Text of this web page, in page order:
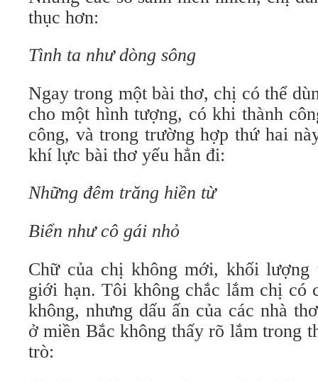
thục hơn:
Tình ta như dòng sông
Ngay trong một bài thơ, chị có thể
cho một hình tượng, có khi thành
công, và trong trường hợp thứ hai
khí lực bài thơ yếu hẳn đi:
Những đêm trăng hiền từ
Biển như cô gái nhỏ
Chữ của chị không mới, khối
giới hạn. Tôi không chắc lắm chị có
không, nhưng dấu ấn của các nhà
ở miền Bắc không thấy rõ lắm trong
trò: